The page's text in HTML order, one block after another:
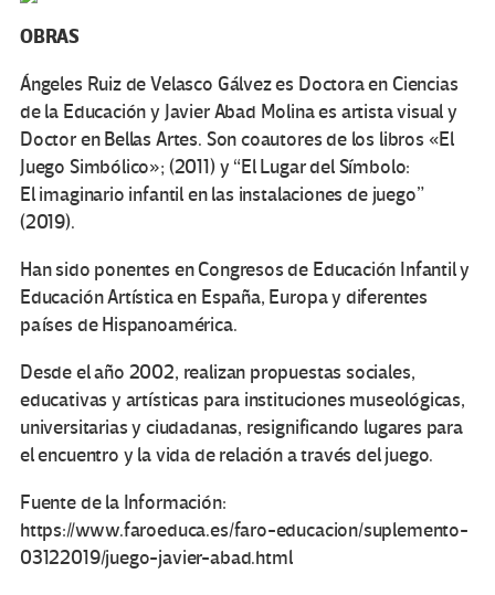
OBRAS
Ángeles Ruiz de Velasco Gálvez es Doctora en Ciencias
de la Educación y Javier Abad Molina es artista visual y
Doctor en Bellas Artes. Son coautores de los libros «El
Juego Simbólico»; (2011) y “El Lugar del Símbolo:
El imaginario infantil en las instalaciones de juego”
(2019).
Han sido ponentes en Congresos de Educación Infantil y
Educación Artística en España, Europa y diferentes
países de Hispanoamérica.
Desde el año 2002, realizan propuestas sociales,
educativas y artísticas para instituciones museológicas,
universitarias y ciudadanas, resignificando lugares para
el encuentro y la vida de relación a través del juego.
Fuente de la Información:
https://www.faroeduca.es/faro-educacion/suplemento-
03122019/juego-javier-abad.html